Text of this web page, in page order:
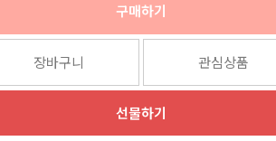
구매하기
장바구니 관심상품
선물하기